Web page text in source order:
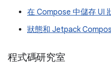
在 Compose 中儲存 UI
狀態和 Jetpack
程式碼研究室